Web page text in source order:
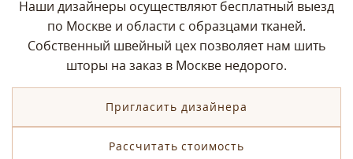
Наши дизайнеры осуществляют бесплатный выезд
по Москве и области с образцами тканей.
Собственный швейный цех позволяет нам шить
шторы на заказ в Москве недорого.
Пригласить дизайнера
Рассчитать стоимость